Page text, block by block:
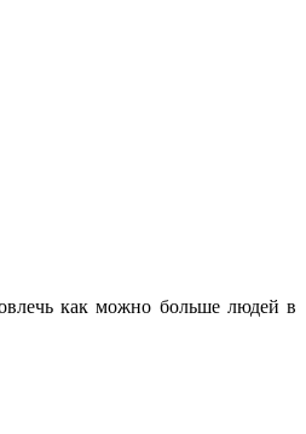
как можно больше людей в